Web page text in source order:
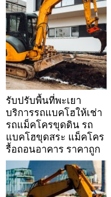
รับปรับพื้นที่พะเยา
บริการรถแบคโฮให้เช่า
รถแม็คโครขุดดิน รถ
แบคโฮขุดสระ แม็คโคร
รื้อถอนอาคาร ราคาถูก